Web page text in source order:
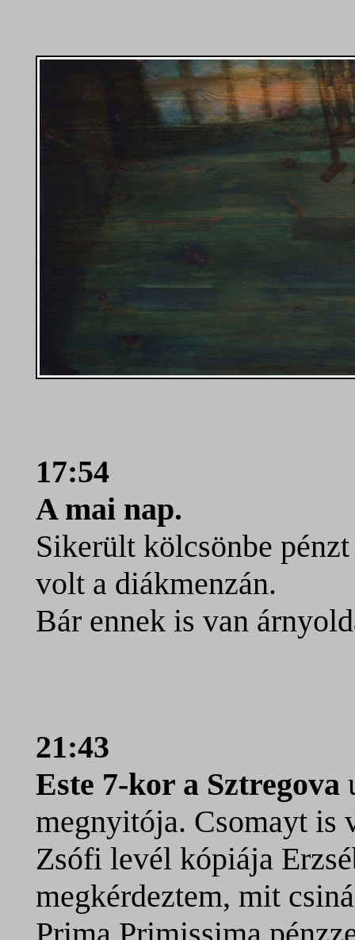
17:54
A mai nap.
Sikerült kölcsönbe
volt a diákmenzán.
Bár ennek is van
21:43
Este 7-kor a Sztregova
megnyitója. Csomayt is
Zsófi levél kópiája
megkérdeztem, mit